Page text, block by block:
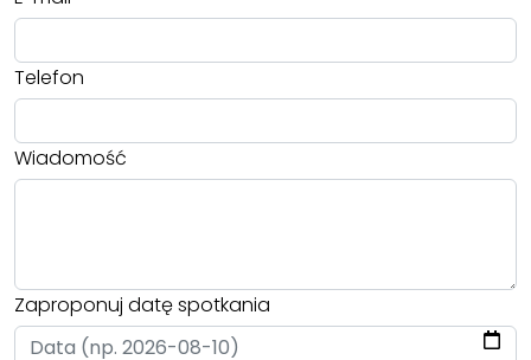
Telefon
Wiadomość
Zaproponuj datę spotkania